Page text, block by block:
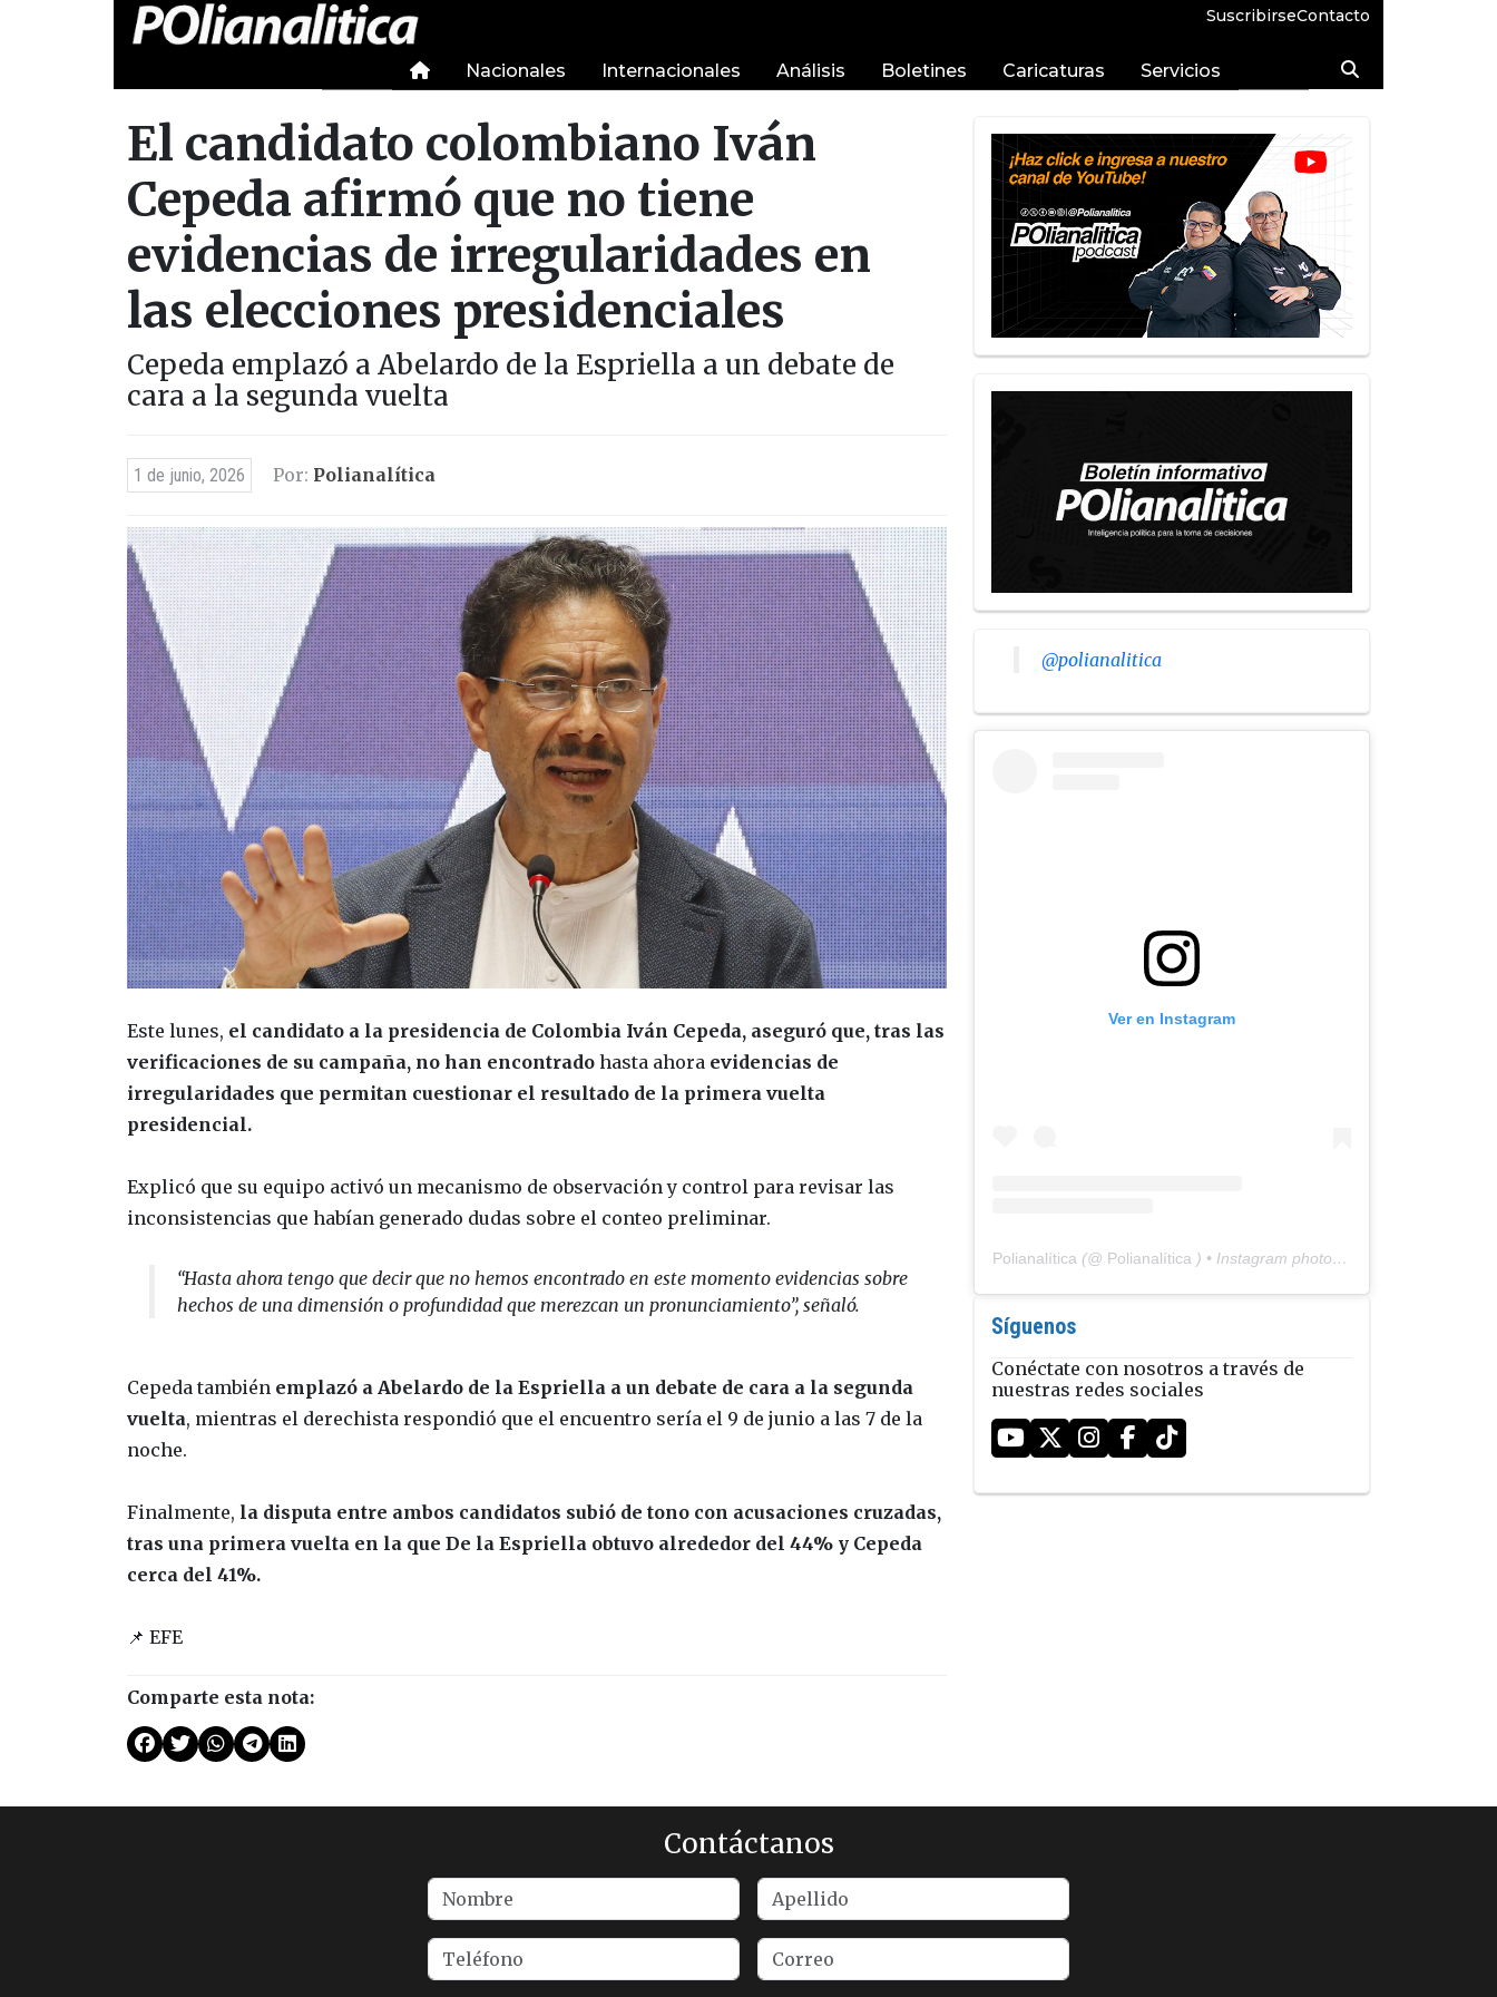
SuscribirseContacto
Nacionales Internacionales Análisis Boletines Caricaturas Servicios
El candidato colombiano Iván
Cepeda afirmó que no tiene
evidencias de irregularidades en
las elecciones presidenciales
Cepeda emplazó a Abelardo de la Espriella a un debate de
cara a la segunda vuelta
1 de junio, 2026 Por: Polianalítica
Este lunes, el candidato a la presidencia de Colombia Iván Cepeda, aseguró que, tras las
verificaciones de su campaña, no han encontrado hasta ahora evidencias de
irregularidades que permitan cuestionar el resultado de la primera vuelta
presidencial.
Explicó que su equipo activó un mecanismo de observación y control para revisar las
inconsistencias que habían generado dudas sobre el conteo preliminar.
“Hasta ahora tengo que decir que no hemos encontrado en este momento evidencias sobre
hechos de una dimensión o profundidad que merezcan un pronunciamiento”, señaló.
Cepeda también emplazó a Abelardo de la Espriella a un debate de cara a la segunda
vuelta, mientras el derechista respondió que el encuentro sería el 9 de junio a las 7 de la
noche.
Finalmente, la disputa entre ambos candidatos subió de tono con acusaciones cruzadas,
tras una primera vuelta en la que De la Espriella obtuvo alrededor del 44% y Cepeda
cerca del 41%.
📌 EFE
Comparte esta nota:
@polianalitica
Ver en Instagram
Polianalítica (@ Polianalítica ) • Instagram photos and videos
Síguenos
Conéctate con nosotros a través de
nuestras redes sociales
Contáctanos